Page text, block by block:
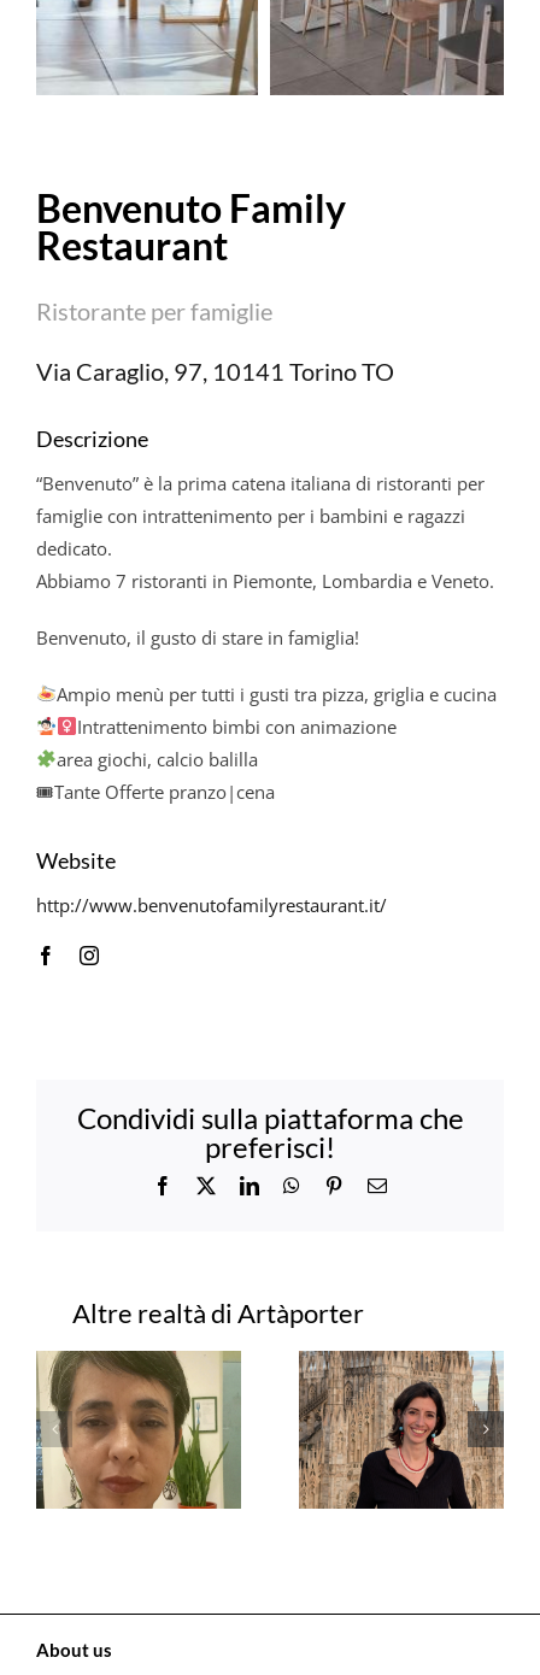
Benvenuto Family
Restaurant
Ristorante per famiglie
Via Caraglio, 97, 10141 Torino TO
Descrizione
“Benvenuto” è la prima catena italiana di ristoranti per
famiglie con intrattenimento per i bambini e ragazzi
dedicato.
Abbiamo 7 ristoranti in Piemonte, Lombardia e Veneto.
Benvenuto, il gusto di stare in famiglia!
Ampio menù per tutti i gusti tra pizza, griglia e cucina
Intrattenimento bimbi con animazione
area giochi, calcio balilla
🎟Tante Offerte pranzo|cena
Website
http://www.benvenutofamilyrestaurant.it/
Condividi sulla piattaforma che
preferisci!
Facebook LinkedInWhatsApp
PinterestEmail
Progetti correlati
About us